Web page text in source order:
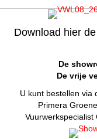
Download hier
De
De vrije
U kunt bestellen via
Primera